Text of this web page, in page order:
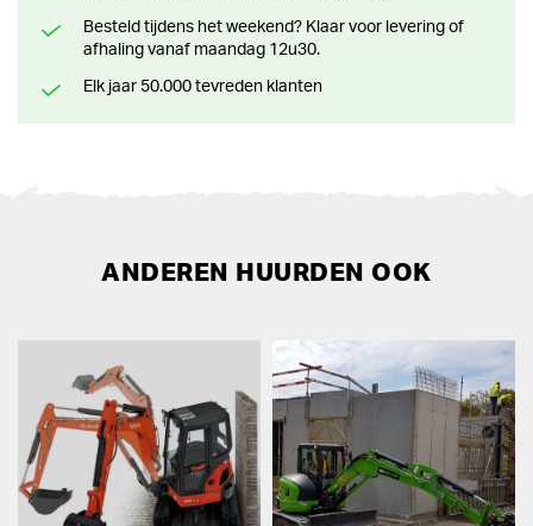
Besteld tijdens het weekend? Klaar voor levering of
afhaling vanaf maandag 12u30.
Elk jaar 50.000 tevreden klanten
ANDEREN HUURDEN OOK